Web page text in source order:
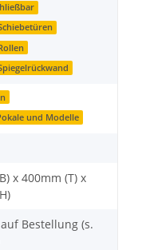
und Modelle
x 400mm (T) x
Bestellung (s.